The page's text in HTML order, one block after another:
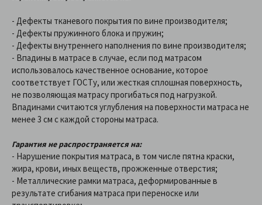
- Дефекты тканевого покрытия по вине производителя;
- Дефекты пружинного блока и пружин;
- Дефекты внутреннего наполнения по вине производителя;
- Впадины в матрасе в случае, если под матрасом
использовалось качественное основание, которое
соответствует ГОСТу, или жесткая сплошная поверхность,
не позволяющая матрасу прогибаться под нагрузкой.
Впадинами считаются углубления на поверхности матраса не
менее 3 см с каждой стороны матраса.
Гарантия не распространяется на:
- Нарушение покрытия матраса, в том числе пятна краски,
жира, крови, иных веществ, прожженные отверстия;
- Металлические рамки матраса, деформированные в
результате сгибания матраса при переноске или